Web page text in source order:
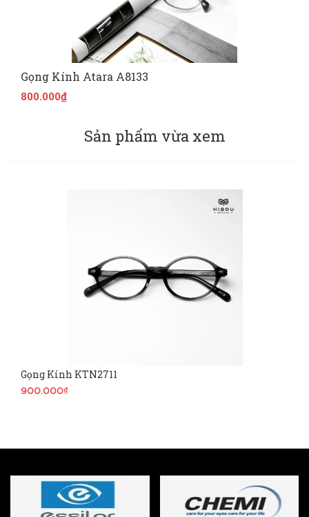
Gọng Kính Atara A8133
800.000₫
Sản phẩm vừa xem
Gọng Kính KTN2711
900.000₫